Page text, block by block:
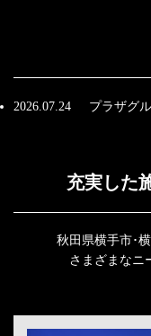
2026.07.24 プラザグ
充実した
秋田県横手市･
さまざまなニ